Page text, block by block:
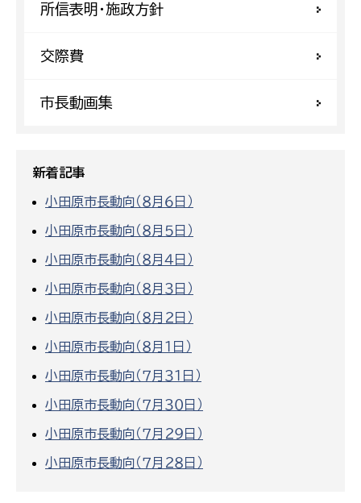
所信表明・施政方針
交際費
市長動画集
新着記事
小田原市長動向（８月６日）
小田原市長動向（８月５日）
小田原市長動向（８月４日）
小田原市長動向（８月３日）
小田原市長動向（８月２日）
小田原市長動向（８月１日）
小田原市長動向（７月３１日）
小田原市長動向（７月３０日）
小田原市長動向（７月２９日）
小田原市長動向（７月２８日）